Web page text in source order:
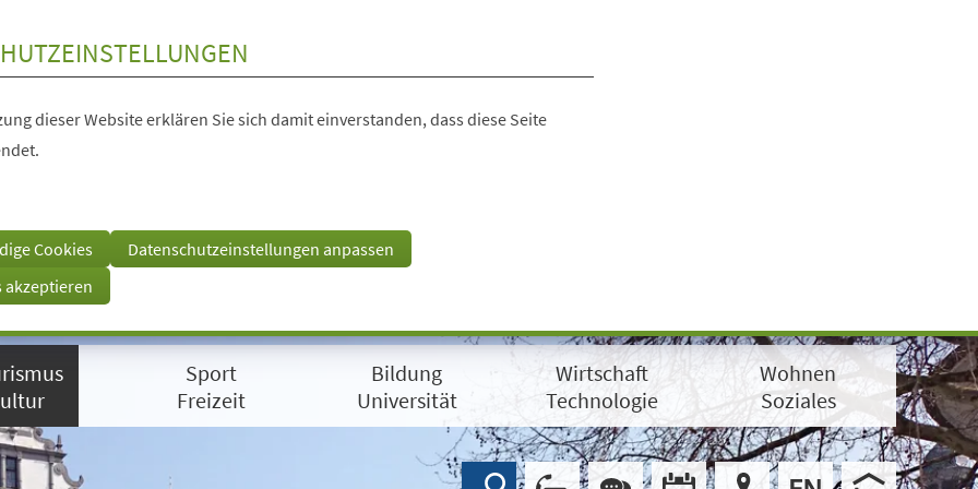
dieser Website erklären Sie sich damit einverstanden, dass diese Seite
Cookies
Datenschutzeinstellungen anpassen
akzeptieren
Sport
Freizeit
Bildung
Universität
Wirtschaft
Technologie
Wohnen
Soziales